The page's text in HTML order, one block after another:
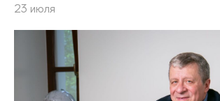
23 июля